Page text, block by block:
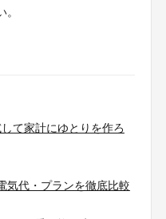
て家計にゆとりを作ろ
気代・プランを徹底比較